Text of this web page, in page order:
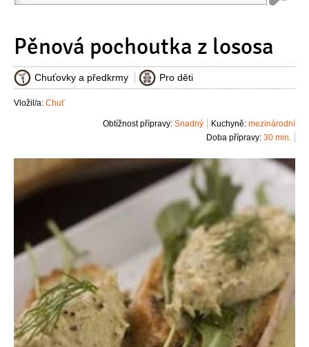
Pěnová pochoutka z lososa
Chuťovky a předkrmy Pro děti
Vložil/a: Chuť
Kuchyně: mezinárodní
Obtížnost přípravy: Snadný
Doba přípravy: 30 min.